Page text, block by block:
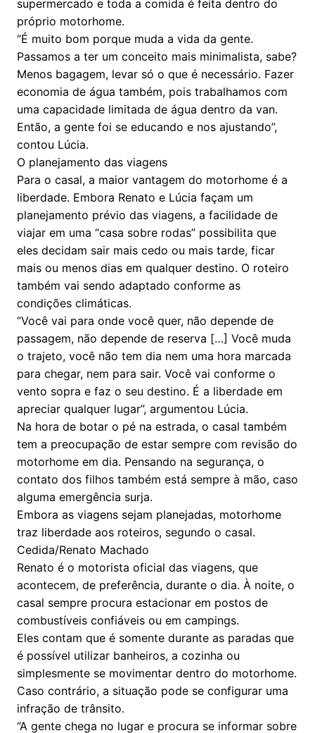
supermercado e toda a comida é feita dentro do
próprio motorhome.
“É muito bom porque muda a vida da gente.
Passamos a ter um conceito mais minimalista, sabe?
Menos bagagem, levar só o que é necessário. Fazer
economia de água também, pois trabalhamos com
uma capacidade limitada de água dentro da van.
Então, a gente foi se educando e nos ajustando”,
contou Lúcia.
O planejamento das viagens
Para o casal, a maior vantagem do motorhome é a
liberdade. Embora Renato e Lúcia façam um
planejamento prévio das viagens, a facilidade de
viajar em uma “casa sobre rodas” possibilita que
eles decidam sair mais cedo ou mais tarde, ficar
mais ou menos dias em qualquer destino. O roteiro
também vai sendo adaptado conforme as
condições climáticas.
“Você vai para onde você quer, não depende de
passagem, não depende de reserva […] Você muda
o trajeto, você não tem dia nem uma hora marcada
para chegar, nem para sair. Você vai conforme o
vento sopra e faz o seu destino. É a liberdade em
apreciar qualquer lugar”, argumentou Lúcia.
Na hora de botar o pé na estrada, o casal também
tem a preocupação de estar sempre com revisão do
motorhome em dia. Pensando na segurança, o
contato dos filhos também está sempre à mão, caso
alguma emergência surja.
Embora as viagens sejam planejadas, motorhome
traz liberdade aos roteiros, segundo o casal.
Cedida/Renato Machado
Renato é o motorista oficial das viagens, que
acontecem, de preferência, durante o dia. À noite, o
casal sempre procura estacionar em postos de
combustíveis confiáveis ou em campings.
Eles contam que é somente durante as paradas que
é possível utilizar banheiros, a cozinha ou
simplesmente se movimentar dentro do motorhome.
Caso contrário, a situação pode se configurar uma
infração de trânsito.
“A gente chega no lugar e procura se informar sobre